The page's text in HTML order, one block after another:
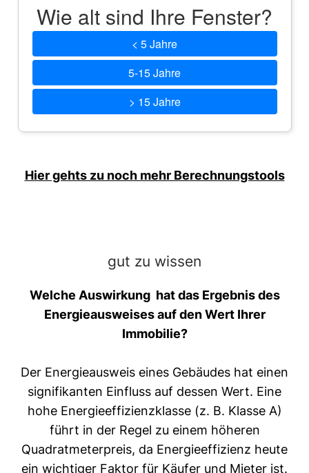
Wie alt sind Ihre Fenster?
< 5 Jahre
5-15 Jahre
> 15 Jahre
Hier gehts zu noch mehr Berechnungstools
gut zu wissen
Welche Auswirkung hat das Ergebnis des
Energieausweises auf den Wert Ihrer
Immobilie?
Der Energieausweis eines Gebäudes hat einen
signifikanten Einfluss auf dessen Wert. Eine
hohe Energieeffizienzklasse (z. B. Klasse A)
führt in der Regel zu einem höheren
Quadratmeterpreis, da Energieeffizienz heute
ein wichtiger Faktor für Käufer und Mieter ist.